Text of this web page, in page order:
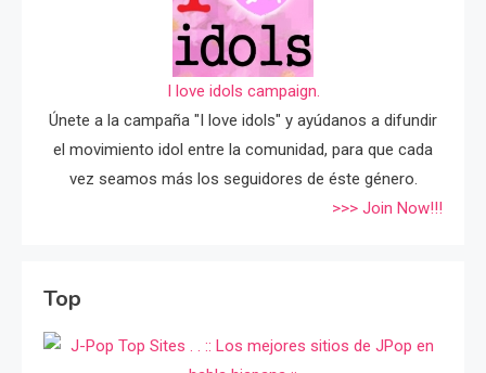
I love idols campaign.
Únete a la campaña "I love idols" y ayúdanos a difundir
el movimiento idol entre la comunidad, para que cada
vez seamos más los seguidores de éste género.
>>> Join Now!!!
Top